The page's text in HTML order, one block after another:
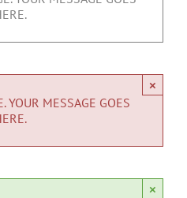
×
YOUR MESSAGE GOES
×